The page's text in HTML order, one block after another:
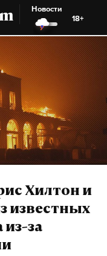
Новости
18+
Хилтон и
известных
за